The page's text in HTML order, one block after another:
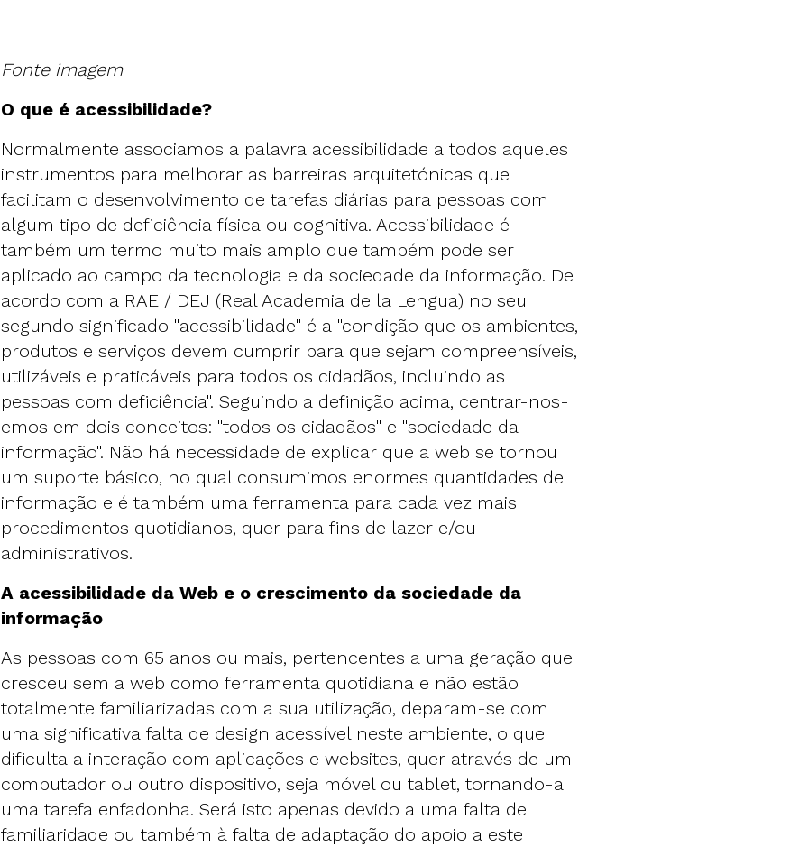
Fonte imagem
O que é acessibilidade?
Normalmente associamos a palavra acessibilidade a todos aqueles
instrumentos para melhorar as barreiras arquitetónicas que
facilitam o desenvolvimento de tarefas diárias para pessoas com
algum tipo de deficiência física ou cognitiva. Acessibilidade é
também um termo muito mais amplo que também pode ser
aplicado ao campo da tecnologia e da sociedade da informação. De
acordo com a RAE / DEJ (Real Academia de la Lengua) no seu
segundo significado "acessibilidade" é a "condição que os ambientes,
produtos e serviços devem cumprir para que sejam compreensíveis,
utilizáveis e praticáveis para todos os cidadãos, incluindo as
pessoas com deficiência". Seguindo a definição acima, centrar-nos-
emos em dois conceitos: "todos os cidadãos" e "sociedade da
informação". Não há necessidade de explicar que a web se tornou
um suporte básico, no qual consumimos enormes quantidades de
informação e é também uma ferramenta para cada vez mais
procedimentos quotidianos, quer para fins de lazer e/ou
administrativos.
A acessibilidade da Web e o crescimento da sociedade da
informação
As pessoas com 65 anos ou mais, pertencentes a uma geração que
cresceu sem a web como ferramenta quotidiana e não estão
totalmente familiarizadas com a sua utilização, deparam-se com
uma significativa falta de design acessível neste ambiente, o que
dificulta a interação com aplicações e websites, quer através de um
computador ou outro dispositivo, seja móvel ou tablet, tornando-a
uma tarefa enfadonha. Será isto apenas devido a uma falta de
familiaridade ou também à falta de adaptação do apoio a este